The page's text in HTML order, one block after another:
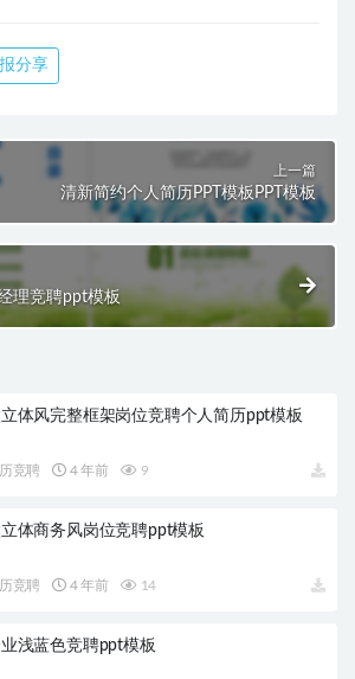
分享
上一篇
清新简约个人简历PPT模板PPT模板
理竞聘ppt模板
体风完整框架岗位竞聘个人简历ppt模板
竞聘 4 年前 9
体商务风岗位竞聘ppt模板
竞聘 4 年前 14
浅蓝色竞聘ppt模板